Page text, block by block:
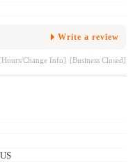
Write a review
[Hours/Change Info] [Business Closed]